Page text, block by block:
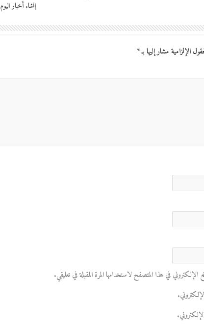
إنشاء أخبار اليوم
الإلزامية مشار إليها بـ*
في هذا المتصفح لاستخدامها المرة المقبلة في تعليقي.